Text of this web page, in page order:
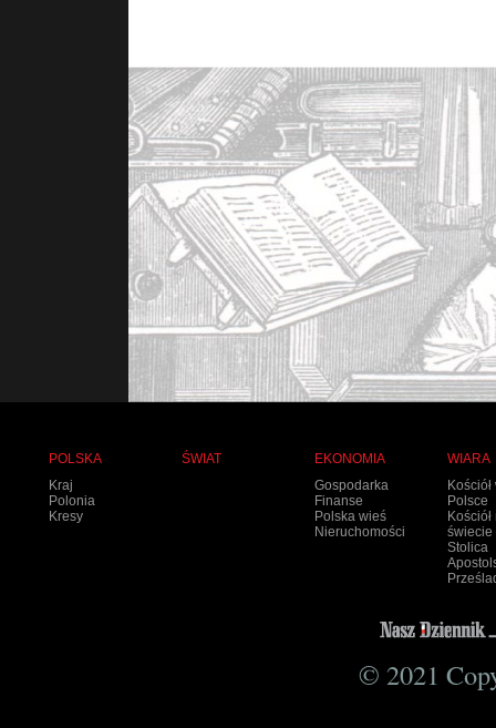
POLSKA
Kraj
Polonia
Kresy
ŚWIAT
EKONOMIA
Gospodarka
Finanse
Polska wieś
Nieruchomości
WIARA
Kościół
Polsce
Kościół
świecie
Stolica
© 2021